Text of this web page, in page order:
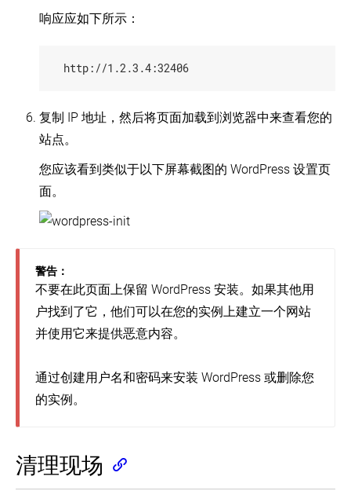
响应应如下所示：
复制 IP 地址，然后将页面加载到浏览器中来查看您的
站点。
您应该看到类似于以下屏幕截图的 WordPress 设置页
面。
警告：
不要在此页面上保留 WordPress 安装。如果其他用
户找到了它，他们可以在您的实例上建立一个网站
并使用它来提供恶意内容。
通过创建用户名和密码来安装 WordPress 或删除您
的实例。
清理现场